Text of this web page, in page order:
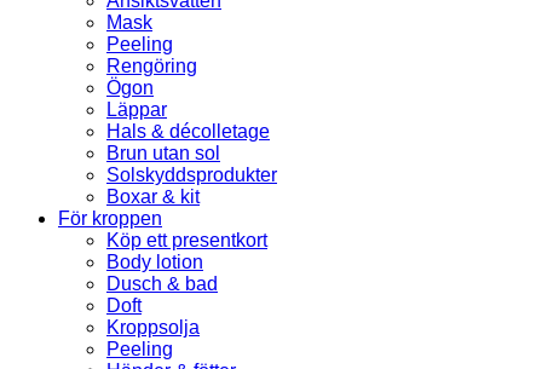
Mask
Peeling
Rengöring
Ögon
Läppar
Hals & décolletage
Brun utan sol
Solskyddsprodukter
Boxar & kit
För kroppen
Köp ett presentkort
Body lotion
Dusch & bad
Doft
Kroppsolja
Peeling